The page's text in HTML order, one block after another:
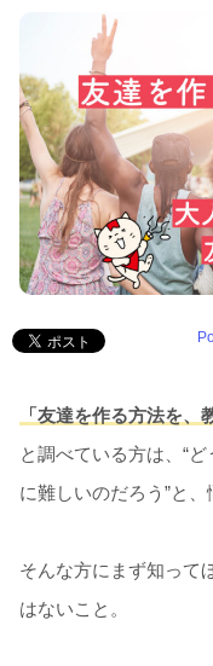
「友達を作る方法を、
と調べている方は、“
に難しいのだろう”と
そんな方にまず知って
はないこと。